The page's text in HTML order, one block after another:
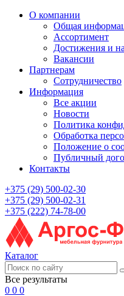
О компании
Общая
Ассортимент
Достижения и
Вакансии
Партнерам
Сотрудничество
Информация
Все акции
Новости
Политика
Обработка
Положение о
Публичный
Контакты
+375 (29) 500-02-30
+375 (29) 500-02-31
+375 (222) 74-78-00
Каталог
Все результаты
0 0 0